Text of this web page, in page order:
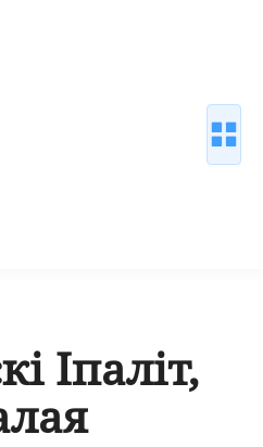
Іпаліт,